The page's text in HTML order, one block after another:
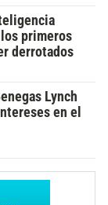
primeros
derrotados
Lynch
en el